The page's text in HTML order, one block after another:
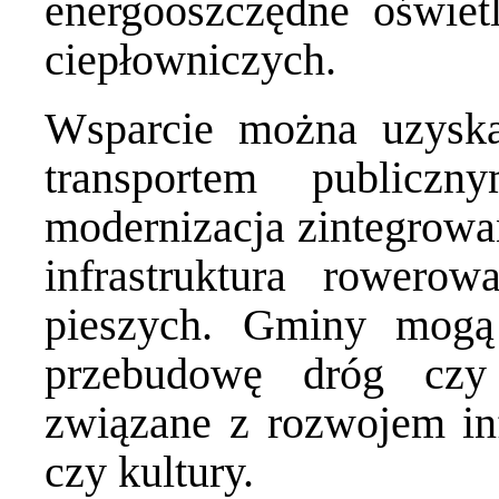
energooszczędne
ciepłowniczych.
Wsparcie można
transportem
modernizacja
infrastruktura
pieszych. Gminy
przebudowę dróg
związane z rozwojem
czy kultury.